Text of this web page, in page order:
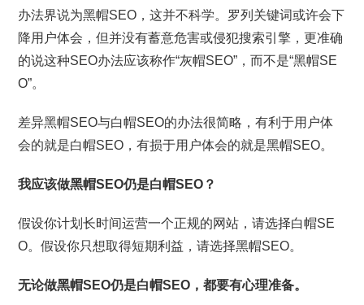
办法界说为黑帽SEO，这并不科学。罗列关键词或许会下
降用户体会，但并没有蓄意危害或侵犯搜索引擎，更准确
的说这种SEO办法应该称作“灰帽SEO”，而不是“黑帽SE
O”。
差异黑帽SEO与白帽SEO的办法很简略，有利于用户体
会的就是白帽SEO，有损于用户体会的就是黑帽SEO。
我应该做黑帽SEO仍是白帽SEO？
假设你计划长时间运营一个正规的网站，请选择白帽SE
O。假设你只想取得短期利益，请选择黑帽SEO。
无论做黑帽SEO仍是白帽SEO，都要有心理准备。